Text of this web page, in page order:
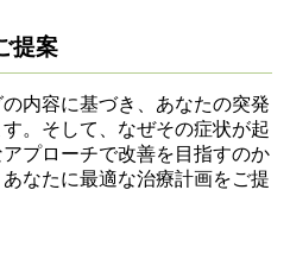
提案
内容に基づき、あなたの突発
。そして、なぜその症状が起
プローチで改善を目指すのか
なたに最適な治療計画をご提